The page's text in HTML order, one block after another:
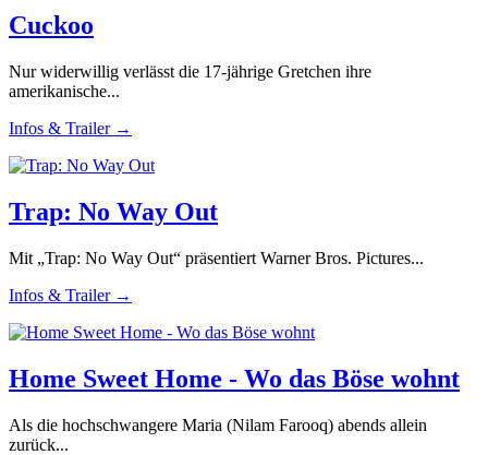
Cuckoo
Nur widerwillig verlässt die 17-jährige Gretchen ihre
amerikanische...
Infos & Trailer →
Trap: No Way Out
Mit „Trap: No Way Out“ präsentiert Warner Bros. Pictures...
Infos & Trailer →
Home Sweet Home - Wo das Böse wohnt
Als die hochschwangere Maria (Nilam Farooq) abends allein
zurück...